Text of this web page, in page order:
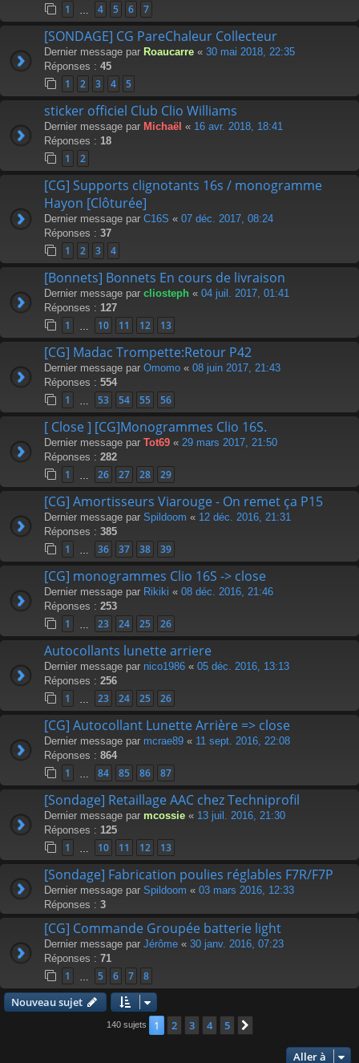
1 4 5 6 7
[SONDAGE] CG PareChaleur Collecteur
Dernier message par Roaucarre « 30 mai 2018, 22:35
Réponses : 45
1 2 3 4 5
sticker officiel Club Clio Williams
Dernier message par Michaël « 16 avr. 2018, 18:41
Réponses : 18
1 2
[CG] Supports clignotants 16s / monogramme
Hayon [Clôturée]
Dernier message par C16S « 07 déc. 2017, 08:24
Réponses : 37
1 2 3 4
[Bonnets] Bonnets En cours de livraison
Dernier message par cliosteph « 04 juil. 2017, 01:41
Réponses : 127
1 10 11 12 13
[CG] Madac Trompette:Retour P42
Dernier message par Omomo « 08 juin 2017, 21:43
Réponses : 554
1 53 54 55 56
[ Close ] [CG]Monogrammes Clio 16S.
Dernier message par Tot69 « 29 mars 2017, 21:50
Réponses : 282
1 26 27 28 29
[CG] Amortisseurs Viarouge - On remet ça P15
Dernier message par Spildoom « 12 déc. 2016, 21:31
Réponses : 385
1 36 37 38 39
[CG] monogrammes Clio 16S -> close
Dernier message par Rikiki « 08 déc. 2016, 21:46
Réponses : 253
1 23 24 25 26
Autocollants lunette arriere
Dernier message par nico1986 « 05 déc. 2016, 13:13
Réponses : 256
1 23 24 25 26
[CG] Autocollant Lunette Arrière => close
Dernier message par mcrae89 « 11 sept. 2016, 22:08
Réponses : 864
1 84 85 86 87
[Sondage] Retaillage AAC chez Techniprofil
Dernier message par mcossie « 13 juil. 2016, 21:30
Réponses : 125
1 10 11 12 13
[Sondage] Fabrication poulies réglables F7R/F7P
Dernier message par Spildoom « 03 mars 2016, 12:33
Réponses : 3
[CG] Commande Groupée batterie light
Dernier message par Jérôme « 30 janv. 2016, 07:23
Réponses : 71
1 5 6 7 8
Nouveau sujet
140 sujets 1 2 3 4 5
Aller à